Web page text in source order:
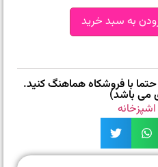
به سبد خرید
با فروشکاه هماهنگ کنید.